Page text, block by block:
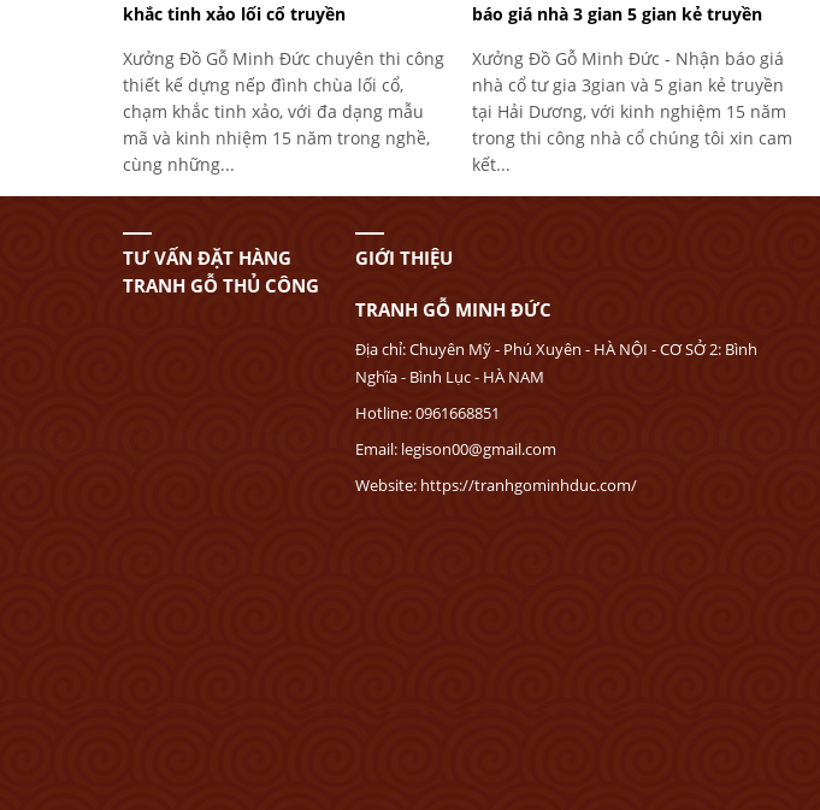
khắc tinh xảo lối cổ truyền
Xưởng Đồ Gỗ Minh Đức chuyên thi công
thiết kế dựng nếp đình chùa lối cổ,
chạm khắc tinh xảo, với đa dạng mẫu
mã và kinh nhiệm 15 năm trong nghề,
cùng những...
báo giá nhà 3 gian 5 gian kẻ truyền
Xưởng Đồ Gỗ Minh Đức - Nhận báo giá
nhà cổ tư gia 3gian và 5 gian kẻ truyền
tại Hải Dương, với kinh nghiệm 15 năm
trong thi công nhà cổ chúng tôi xin cam
kết...
TƯ VẤN ĐẶT HÀNG
TRANH GỖ THỦ CÔNG
GIỚI THIỆU
TRANH GỖ MINH ĐỨC
Địa chỉ: Chuyên Mỹ - Phú Xuyên - HÀ NỘI - CƠ SỞ 2: Bình
Nghĩa - Bình Lục - HÀ NAM
Hotline: 0961668851
Email: legison00@gmail.com
Website: https://tranhgominhduc.com/